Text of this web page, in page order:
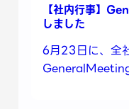
【社内行事】
しました
6月23日に、全